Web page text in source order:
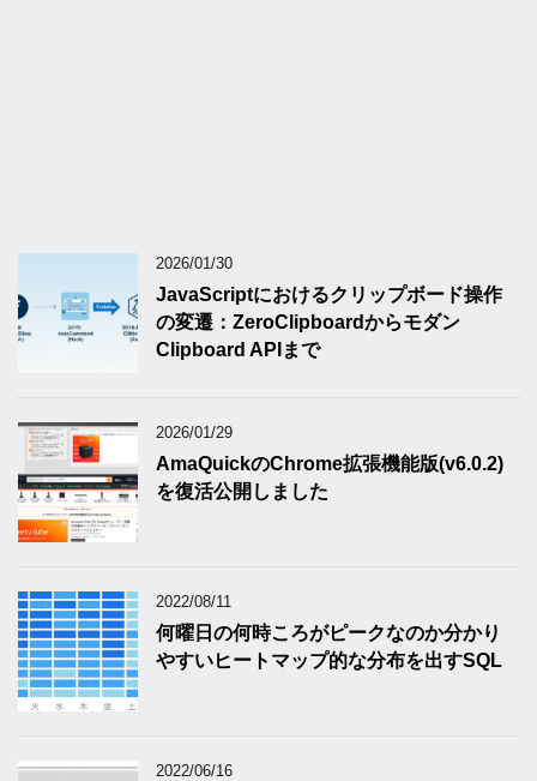
2026/01/30
JavaScriptにおけるクリップボード操作
の変遷：ZeroClipboardからモダン
Clipboard APIまで
2026/01/29
AmaQuickのChrome拡張機能版(v6.0.2)
を復活公開しました
2022/08/11
何曜日の何時ころがピークなのか分かり
やすいヒートマップ的な分布を出すSQL
2022/06/16